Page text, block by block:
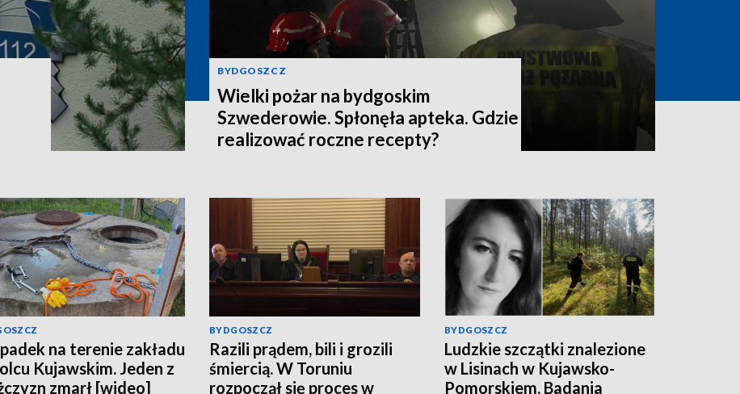
BYDGOSZCZ
Wielki pożar na bydgoskim
Szwederowie. Spłonęła apteka. Gdzie
realizować roczne recepty?
na terenie zakładu
Kujawskim. Jeden z
zmarł [wideo]
BYDGOSZCZ
Razili prądem, bili i grozili
śmiercią. W Toruniu
rozpoczął się proces w
BYDGOSZCZ
Ludzkie szczątki znalezione
w Lisinach w Kujawsko-
Pomorskiem. Badania